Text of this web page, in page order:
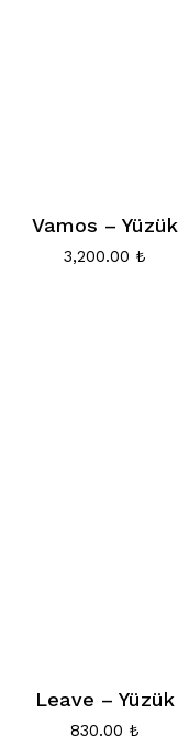
Vamos – Yüzük
3,200.00 ₺
Leave – Yüzük
830.00 ₺